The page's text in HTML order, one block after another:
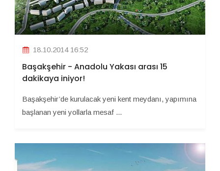
18.10.2014 16:52
Başakşehir - Anadolu Yakası arası 15
dakikaya iniyor!
Başakşehir’de kurulacak yeni kent meydanı, yapımına
başlanan yeni yollarla mesaf ...